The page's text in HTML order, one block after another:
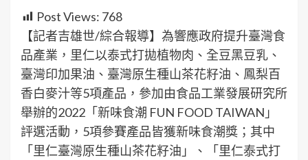
Post Views: 768
【記者吉雄世/綜合報導】為響應政府提升臺灣食
品產業，里仁以泰式打拋植物肉、全豆黑豆乳、
臺灣印加果油、臺灣原生種山茶花籽油、鳳梨百
香白麥汁等5項產品，參加由食品工業發展研究所
舉辦的2022「新味食潮 FUN FOOD TAIWAN」
評選活動，5項參賽產品皆獲新味食潮獎；其中
「里仁臺灣原生種山茶花籽油」、「里仁泰式打